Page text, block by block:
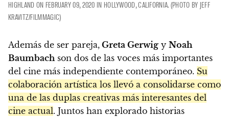
HIGHLAND ON FEBRUARY 09, 2020 IN HOLLYWOOD, CALIFORNIA. (PHOTO BY JEFF
KRAVITZ/FILMMAGIC)
Además de ser pareja, Greta Gerwig y Noah
Baumbach son dos de las voces más importantes
del cine más independiente contemporáneo. Su
colaboración artística los llevó a consolidarse como
una de las duplas creativas más interesantes del
cine actual. Juntos han explorado historias